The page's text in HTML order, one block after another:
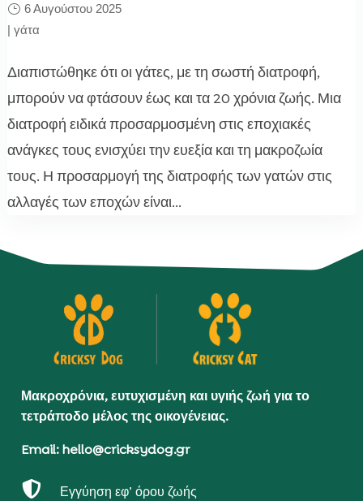
6 Αυγούστου 2025
| γάτα
Διαπιστώθηκε ότι οι γάτες, με τη σωστή διατροφή,
μπορούν να φτάσουν έως και τα 20 χρόνια ζωής. Μια
διατροφή ειδικά προσαρμοσμένη στις εποχιακές
ανάγκες τους ενισχύει την ευεξία και τη μακροζωία
τους. Η προσαρμογή της διατροφής των γατών στις
αλλαγές των εποχών είναι...
Μακροχρόνια, ευτυχισμένη και υγιής ζωή για το
τετράποδο μέλος της οικογένειας.
Email: hello@cricksydog.gr
 Εγγύηση εφ’ όρου ζωής